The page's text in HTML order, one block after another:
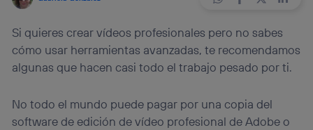
Si quieres crear vídeos profesionales pero no sabes
cómo usar herramientas avanzadas, te recomendamos
algunas que hacen casi todo el trabajo pesado por ti.
No todo el mundo puede pagar por una copia del
software de edición de vídeo profesional de Adobe o